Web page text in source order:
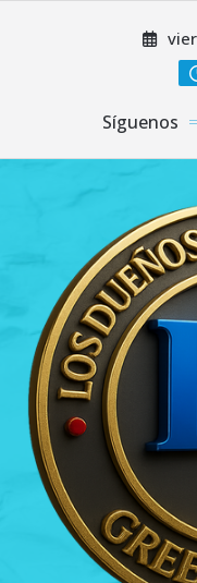
Síguenos